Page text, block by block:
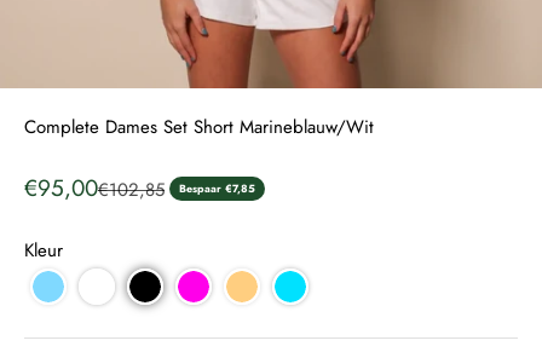
Complete Dames Set Short Marineblauw/Wit
Aanbiedingsprijs
€95,00Normale prijs
€102,85 Bespaar €7,85
Kleur